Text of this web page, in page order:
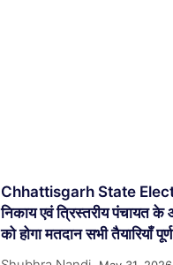
Chhattisgarh State
निकाय एवं त्रिस्तरीय पंचायत
को होगा मतदान सभी तैयारियाँ पूर्ण